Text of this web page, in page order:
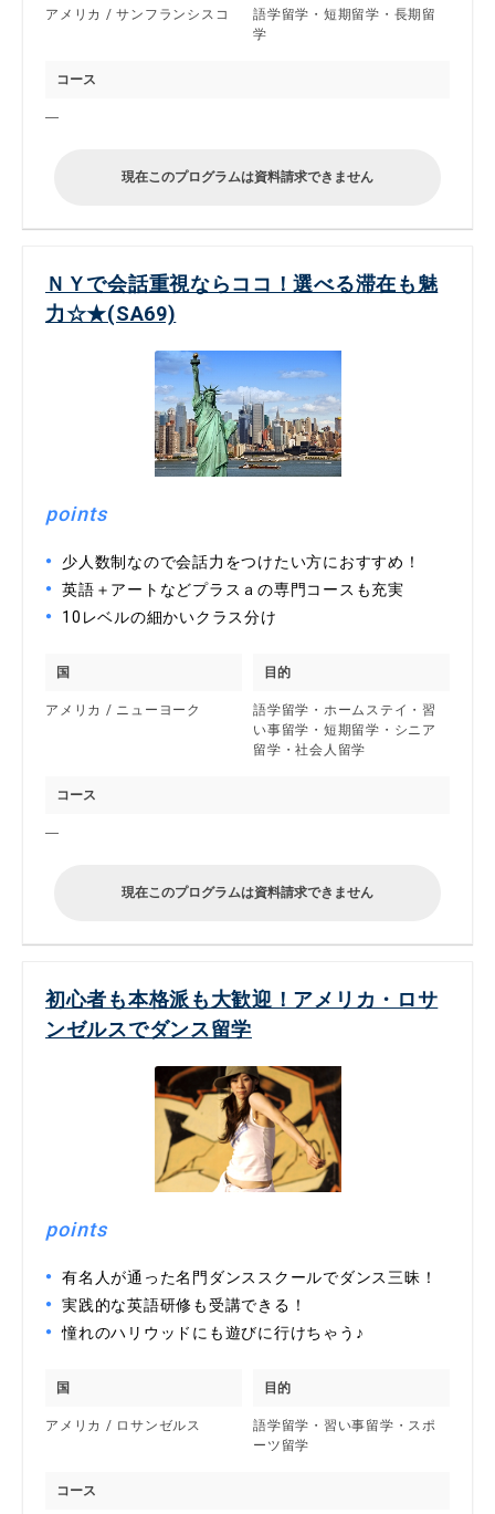
アメリカ / サンフランシスコ
語学留学・短期留学・長期留
学
コース
―
現在このプログラムは資料請求できません
ＮＹで会話重視ならココ！選べる滞在も魅
力☆★(SA69)
points
少人数制なので会話力をつけたい方におすすめ！
英語＋アートなどプラスａの専門コースも充実
10レベルの細かいクラス分け
国
アメリカ / ニューヨーク
目的
語学留学・ホームステイ・習
い事留学・短期留学・シニア
留学・社会人留学
コース
―
現在このプログラムは資料請求できません
初心者も本格派も大歓迎！アメリカ・ロサ
ンゼルスでダンス留学
points
有名人が通った名門ダンススクールでダンス三昧！
実践的な英語研修も受講できる！
憧れのハリウッドにも遊びに行けちゃう♪
国
アメリカ / ロサンゼルス
目的
語学留学・習い事留学・スポ
ーツ留学
コース